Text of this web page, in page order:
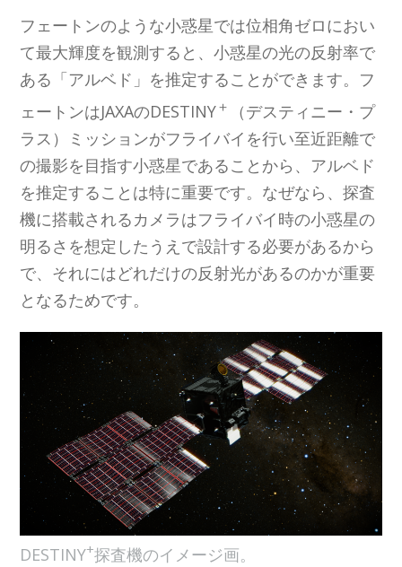
フェートンのような小惑星では位相角ゼロにおい
て最大輝度を観測すると、小惑星の光の反射率で
ある「アルベド」を推定することができます。フ
ェートンはJAXAのDESTINY＋
（デスティニー・プ
ラス）ミッションがフライバイを行い至近距離で
の撮影を目指す小惑星であることから、アルベド
を推定することは特に重要です。なぜなら、探査
機に搭載されるカメラはフライバイ時の小惑星の
明るさを想定したうえで設計する必要があるから
で、それにはどれだけの反射光があるのかが重要
となるためです。
DESTINY+探査機のイメージ画。